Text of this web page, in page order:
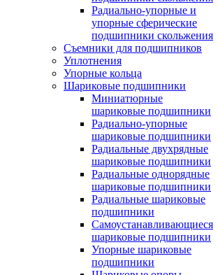
Радиально-упорные и
упорные сферические
подшипники скольжения
Съемники для подшипников
Уплотнения
Упорные кольца
Шариковые подшипники
Миниатюрные
шариковые подшипники
Радиально-упорные
шариковые подшипники
Радиальные двухрядные
шариковые подшипники
Радиальные однорядные
шариковые подшипники
Радиальные шариковые
подшипники
Самоустанавливающиеся
шариковые подшипники
Упорные шариковые
подшипники